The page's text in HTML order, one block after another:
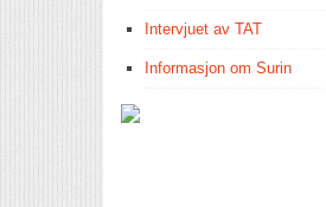
Intervjuet av TAT
Informasjon om Surin